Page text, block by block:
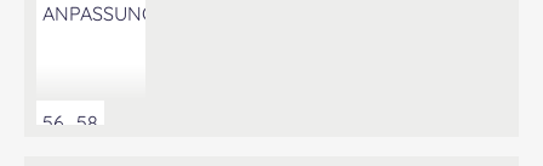
ANPASSUNG DER KONFEKTIONSGRÖSSE AUF
56 58